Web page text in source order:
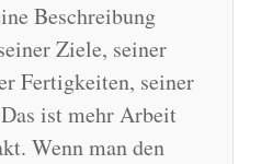
Beschreibung
Ziele, seiner
Fertigkeiten, seiner
ist mehr Arbeit
Wenn man den